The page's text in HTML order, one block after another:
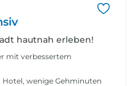
hautnah erleben!
mit verbessertem
wenige Gehminuten